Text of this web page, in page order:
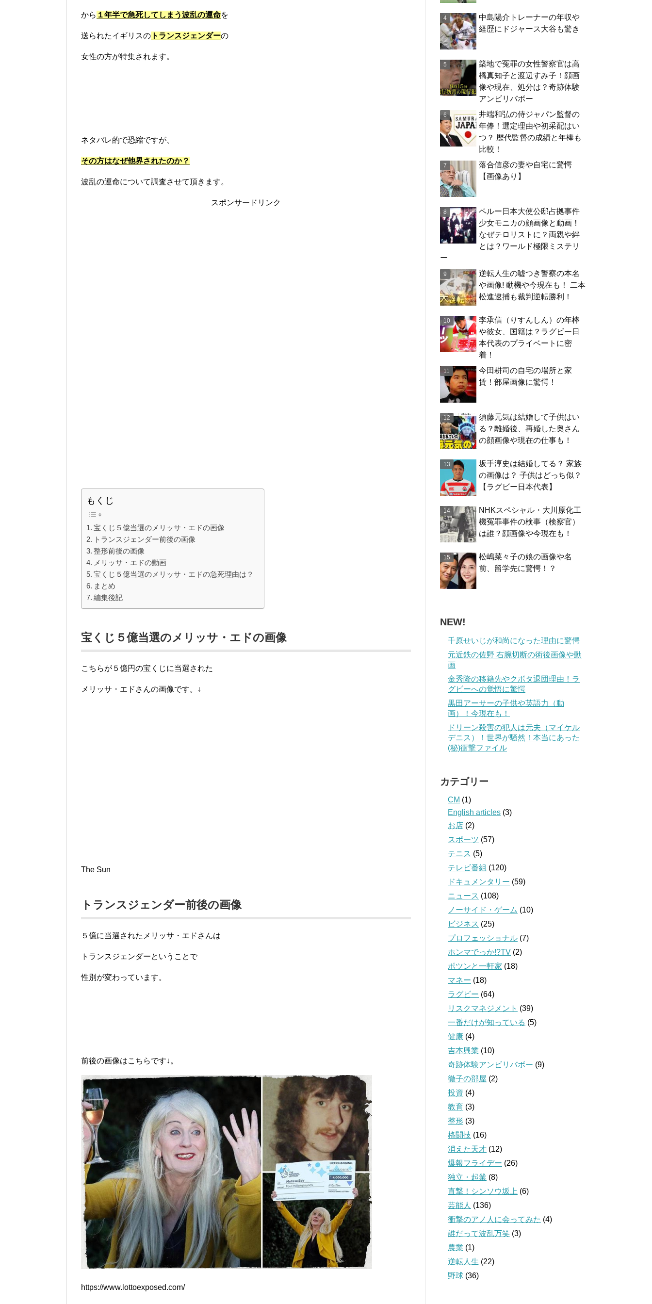
から １年半で急死してしまう波乱の運命を
送られたイギリスの トランスジェンダーの
女性の方が特集されます。
ネタバレ的で恐縮ですが、
その方はなぜ他界されたのか？
波乱の運命について調査させて頂きます。
スポンサードリンク
もくじ
宝くじ５億当選のメリッサ・エドの画像
トランスジェンダー前後の画像
整形前後の画像
メリッサ・エドの動画
宝くじ５億当選のメリッサ・エドの急死理由は？
まとめ
編集後記
宝くじ５億当選のメリッサ・エドの画像
こちらが５億円の宝くじに当選された
メリッサ・エドさんの画像です。↓
The Sun
トランスジェンダー前後の画像
５億に当選されたメリッサ・エドさんは
トランスジェンダーということで
性別が変わっています。
前後の画像はこちらです↓。
https://www.lottoexposed.com/
中島陽介トレーナーの年収や
経歴にドジャース大谷も驚き
築地で冤罪の女性警察官は高
橋真知子と渡辺すみ子！顔画
像や現在、処分は？奇跡体験
アンビリバボー
井端和弘の侍ジャパン監督の
年俸！選定理由や初采配はい
つ？ 歴代監督の成績と年棒も
比較！
落合信彦の妻や自宅に驚愕
【画像あり】
ペルー日本大使公邸占拠事件
少女モニカの顔画像と動画！
なぜテロリストに？両親や絆
とは？ワールド極限ミステリ
ー
逆転人生の嘘つき警察の本名
や画像! 動機や今現在も！ 二本
松進逮捕も裁判逆転勝利！
李承信（りすんしん）の年棒
や彼女、国籍は？ラグビー日
本代表のプライベートに密
着！
今田耕司の自宅の場所と家
賃！部屋画像に驚愕！
須藤元気は結婚して子供はい
る？離婚後、再婚した奥さん
の顔画像や現在の仕事も！
坂手淳史は結婚してる？ 家族
の画像は？ 子供はどっち似？
【ラグビー日本代表】
NHKスペシャル・大川原化工
機冤罪事件の検事（検察官）
は誰？顔画像や今現在も！
松嶋菜々子の娘の画像や名
前、留学先に驚愕！？
NEW!
千原せいじが和尚になった理由に驚愕
元近鉄の佐野 右腕切断の術後画像や動
画
金秀隆の移籍先やクボタ退団理由！ラ
グビーへの覚悟に驚愕
黒田アーサーの子供や英語力（動
画）！今現在も！
ドリーン殺害の犯人は元夫（マイケル
デニス）！世界が騒然！本当にあった
(秘)衝撃ファイル
カテゴリー
CM (1)
English articles (3)
お店 (2)
スポーツ (57)
テニス (5)
テレビ番組 (120)
ドキュメンタリー (59)
ニュース (108)
ノーサイド・ゲーム (10)
ビジネス (25)
プロフェッショナル (7)
ホンマでっか!?TV (2)
ポツンと一軒家 (18)
マネー (18)
ラグビー (64)
リスクマネジメント (39)
一番だけが知っている (5)
健康 (4)
吉本興業 (10)
奇跡体験アンビリバボー (9)
徹子の部屋 (2)
投資 (4)
教育 (3)
整形 (3)
格闘技 (16)
消えた天才 (12)
爆報フライデー (26)
独立・起業 (8)
直撃！シンソウ坂上 (6)
芸能人 (136)
衝撃のアノ人に会ってみた (4)
誰だって波乱万笑 (3)
農業 (1)
逆転人生 (22)
野球 (36)